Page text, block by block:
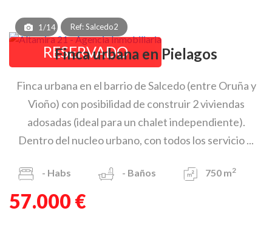
1/14 Ref: Salcedo2
RESERVADO
Finca urbana en Pielagos
Finca urbana en el barrio de Salcedo (entre Oruña y
Vioño) con posibilidad de construir 2 viviendas
adosadas (ideal para un chalet independiente).
Dentro del nucleo urbano, con todos los servicio ...
- Habs - Baños 750 m2
57.000 €